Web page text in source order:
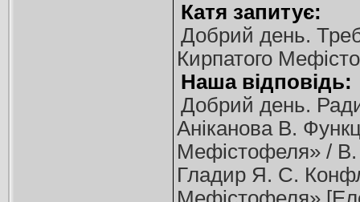
Катя запитує:
Добрий день.
Кирпатого
Наша відповідь:
Добрий день.
Аніканова В.
Мефістофеля» / В.
Гладир Я. С.